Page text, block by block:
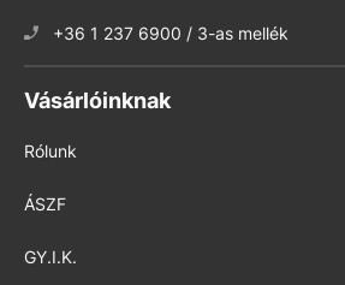
+36 1 237 6900 / 3-as mellék
Vásárlóinknak
Rólunk
ÁSZF
GY.I.K.